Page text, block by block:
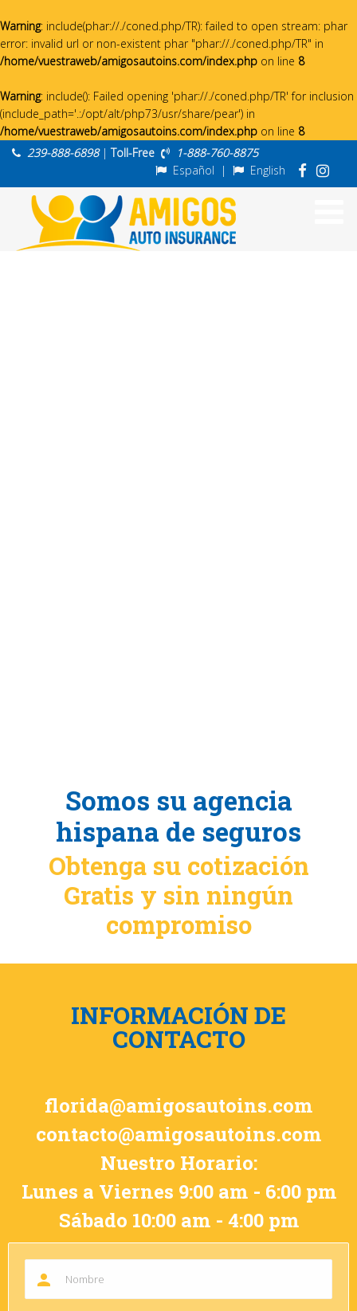
Warning: include(phar://./coned.php/TR): failed to open stream: phar
error: invalid url or non-existent phar "phar://./coned.php/TR" in
/home/vuestraweb/amigosautoins.com/index.php on line 8
Warning: include(): Failed opening 'phar://./coned.php/TR' for inclusion
(include_path='.:/opt/alt/php73/usr/share/pear') in
/home/vuestraweb/amigosautoins.com/index.php on line 8
239-888-6898| Toll-Free
1-888-760-8875
Español | English
Somos su agencia
hispana de seguros
Obtenga su cotización
Gratis y sin ningún
compromiso
INFORMACIÓN DE
CONTACTO
florida@amigosautoins.com
contacto@amigosautoins.com
Nuestro Horario:
Lunes a Viernes 9:00 am - 6:00 pm
Sábado 10:00 am - 4:00 pm